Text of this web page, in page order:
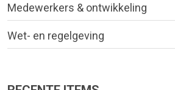
Medewerkers & ontwikkeling
Wet- en regelgeving